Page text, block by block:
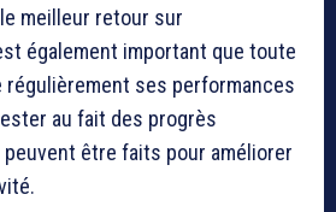
meilleur retour sur
également important que toute
régulièrement ses performances
au fait des progrès
être faits pour améliorer